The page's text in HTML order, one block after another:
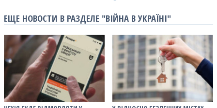
ЕЩЕ НОВОСТИ В РАЗДЕЛЕ "ВІЙНА В УКРАЇНІ"